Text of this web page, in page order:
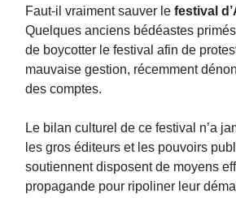
Faut-il vraiment sauver le festival
Quelques anciens bédéastes
de boycotter le festival afin de
mauvaise gestion, récemment
des comptes.
Le bilan culturel de ce festival n’a
les gros éditeurs et les pouvoirs
soutiennent disposent de moyens
propagande pour ripoliner leur